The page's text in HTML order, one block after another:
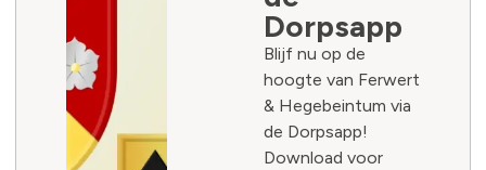
Dorpsapp
Blijf nu op de
hoogte van Ferwert
& Hegebeintum via
de Dorpsapp!
Download voor